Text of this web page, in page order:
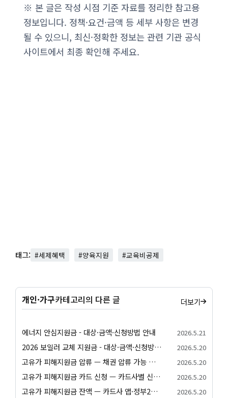
※ 본 글은 작성 시점 기준 자료를 정리한 참고용
정보입니다. 정책·요건·금액 등 세부 사항은 변경
될 수 있으니, 최신·정확한 정보는 관련 기관 공식
사이트에서 최종 확인해 주세요.
태그: #세제혜택 #양육지원 #교육비공제
개인·가구카테고리의 다른 글 더보기
에너지 안심지원금 - 대상·금액·신청방법 안내 2026.5.21
2026 보일러 교체 지원금 - 대상·금액·신청방법 안내 2026.5.20
고유가 피해지원금 압류 — 채권 압류 가능 여부와 보호 절차 안내 2026.5.20
고유가 피해지원금 카드 신청 — 카드사별 신청 방법과 발급 절차 안내 2026.5.20
고유가 피해지원금 잔액 — 카드사 앱·정부24·앱별 잔액 조회 방법 2026.5.20